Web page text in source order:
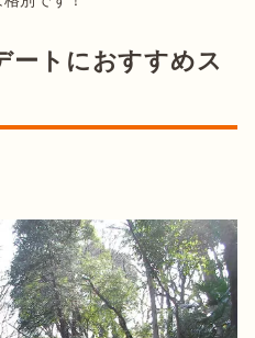
ートにおすすめス